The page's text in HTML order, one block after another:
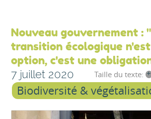
Nouveau gouvernement :
transition écologique
option, c'est une
7 juillet 2020 Taille du texte: +
Biodiversité &